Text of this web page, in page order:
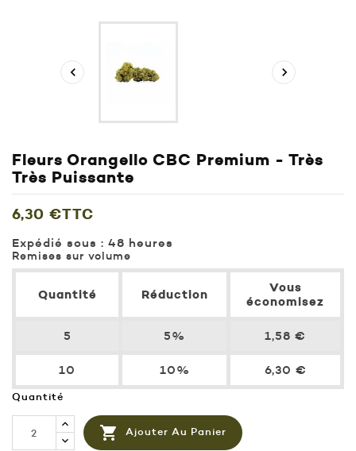
 
Fleurs Orangello CBC Premium - Très
Très Puissante
6,30 €TTC
Expédié sous : 48 heures
Remises sur volume
Quantité Réduction
Vous
économisez
5 5% 1,58 €
10 10% 6,30 €
Quantité
 Ajouter Au Panier